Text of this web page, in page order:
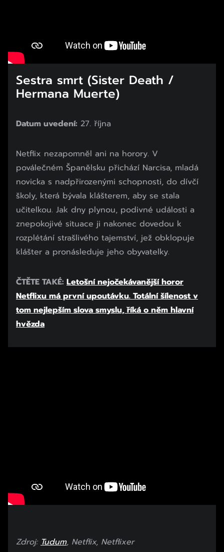
Sestra smrt (Sister Death /
Hermana Muerte)
Datum uvedení: 27. října
Netflix nezapomněl ani na horory. V
poválečném Španělsku přichází Narcisa, mladá
novicka s nadpřirozenými schopnosti, do dívčí
školy, která bývala klášterem, aby se stala
učitelkou. Jak dny plynou, podivné události a
znepokojivé situace ji nakonec dovedou k
rozplétání strašlivého tajemství, jež obklopuje
klášter a pronásleduje jeho obyvatelky.
ČTĚTE TAKÉ: Letošní nejočekávanější horor
Netflixu má první upoutávku. Totální šílenost v
tom nejlepším slova smyslu, říká o něm hlavní
hvězda
Zdroj: Tudum, Netflix, Netflixer